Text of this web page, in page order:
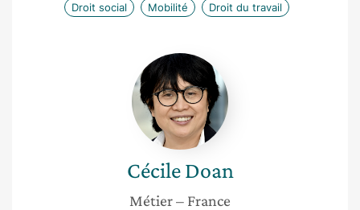
Droit social Mobilité Droit du travail
Cécile
Doan
Cécile Doan
Métier– France